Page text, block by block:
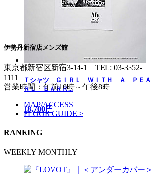
Ｔシャツ ＧＩＲＬ ＷＩＴＨ Ａ ＰＥＡ
ＲＬ ＥＡＲＲ...
18,700円
伊勢丹新宿店メンズ館
東京都新宿区新宿3-14-1 TEL: 03-3352-
1111
営業時間：午前10時～午後8時
MAP/ACCESS
FLOOR GUIDE >
RANKING
WEEKLY MONTHLY